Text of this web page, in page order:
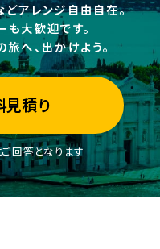
アレンジ自由自在。
大歓迎です。
へ、出かけよう。
見積り
回答となります